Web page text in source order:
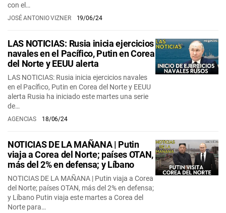
con el…
JOSÉ ANTONIO VIZNER 19/06/24
LAS NOTICIAS: Rusia inicia ejercicios
navales en el Pacífico, Putin en Corea
del Norte y EEUU alerta
LAS NOTICIAS: Rusia inicia ejercicios navales
en el Pacífico, Putin en Corea del Norte y EEUU
alerta Rusia ha iniciado este martes una serie
de…
AGENCIAS 18/06/24
NOTICIAS DE LA MAÑANA | Putin
viaja a Corea del Norte; países OTAN,
más del 2% en defensa; y Líbano
NOTICIAS DE LA MAÑANA | Putin viaja a Corea
del Norte; países OTAN, más del 2% en defensa;
y Líbano Putin viaja este martes a Corea del
Norte para…